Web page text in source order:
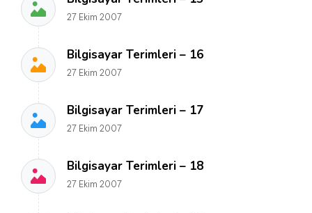
27 Ekim 2007
Bilgisayar Terimleri – 16
27 Ekim 2007
Bilgisayar Terimleri – 17
27 Ekim 2007
Bilgisayar Terimleri – 18
27 Ekim 2007